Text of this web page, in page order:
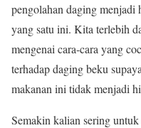
pengolahan daging
yang satu ini. Kita terlebih
mengenai cara-cara yang
terhadap daging beku
makanan ini tidak menjadi
Semakin kalian sering